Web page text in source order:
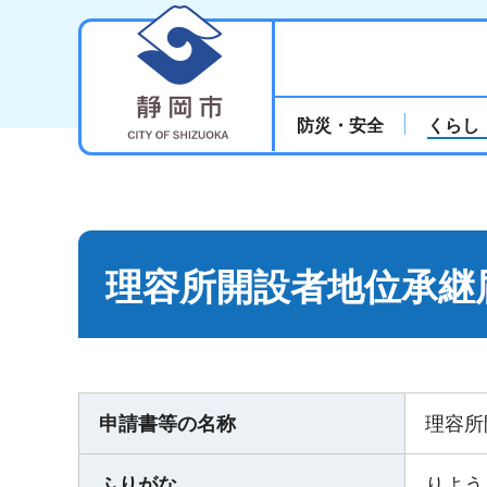
防災・安全 くらし
理容所開設者地位承継
申請書等の名称 理容